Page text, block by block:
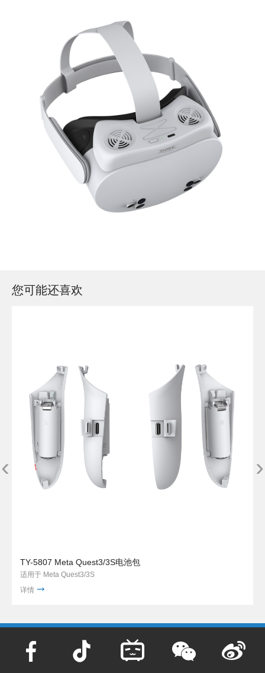
您可能还喜欢
TY-5807 Meta Quest3/3S电池包
适用于 Meta Quest3/3S
详情
‹ ›